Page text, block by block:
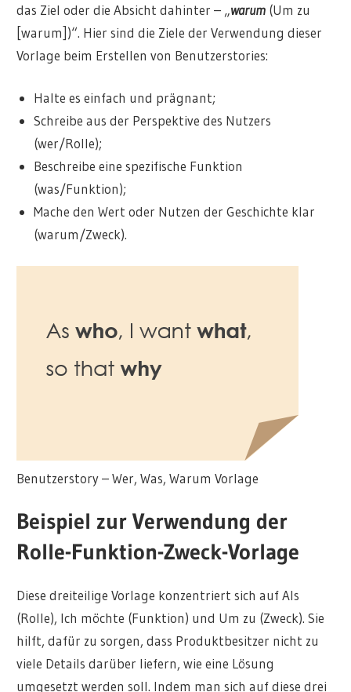
das Ziel oder die Absicht dahinter – „warum (Um zu
[warum])“. Hier sind die Ziele der Verwendung dieser
Vorlage beim Erstellen von Benutzerstories:
Halte es einfach und prägnant;
Schreibe aus der Perspektive des Nutzers
(wer/Rolle);
Beschreibe eine spezifische Funktion
(was/Funktion);
Mache den Wert oder Nutzen der Geschichte klar
(warum/Zweck).
Benutzerstory – Wer, Was, Warum Vorlage
Beispiel zur Verwendung der
Rolle-Funktion-Zweck-Vorlage
Diese dreiteilige Vorlage konzentriert sich auf Als
(Rolle), Ich möchte (Funktion) und Um zu (Zweck). Sie
hilft, dafür zu sorgen, dass Produktbesitzer nicht zu
viele Details darüber liefern, wie eine Lösung
umgesetzt werden soll. Indem man sich auf diese drei